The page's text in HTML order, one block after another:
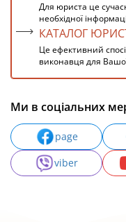
Для юриста це
необхідної
КАТАЛОГ
Це ефективний
виконавця для
Ми в соціальних
page
viber